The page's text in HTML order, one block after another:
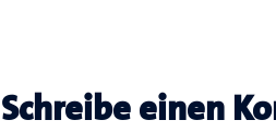
Schreibe einen